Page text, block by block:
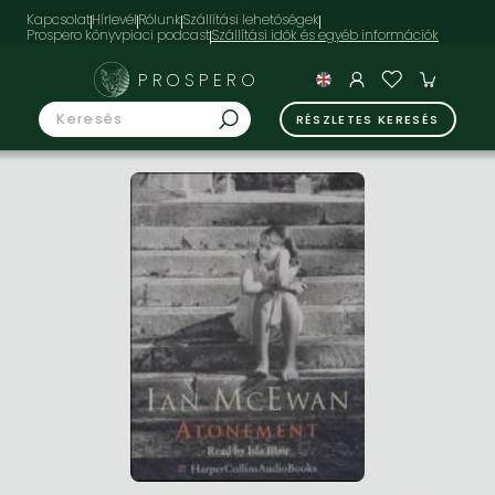
KapcsolatHírlevélRólunkSzállítási lehetőségek
Prospero könyvpiaci podcast
PROSPERO
RÉSZLETES KERESÉS